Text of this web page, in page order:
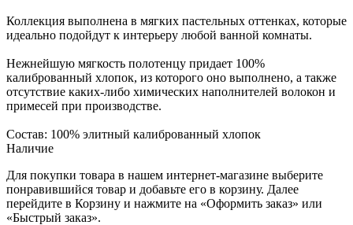
Коллекция выполнена в мягких пастельных оттенках, которые
идеально подойдут к интерьеру любой ванной комнаты.
Нежнейшую мягкость полотенцу придает 100%
калиброванный хлопок, из которого оно выполнено, а также
отсутствие каких-либо химических наполнителей волокон и
примесей при производстве.
Состав: 100% элитный калиброванный хлопок
Наличие
Для покупки товара в нашем интернет-магазине выберите
понравившийся товар и добавьте его в корзину. Далее
перейдите в Корзину и нажмите на «Оформить заказ» или
«Быстрый заказ».